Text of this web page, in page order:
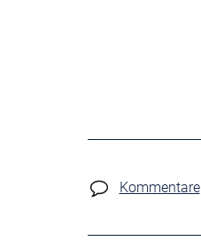
Kommentare